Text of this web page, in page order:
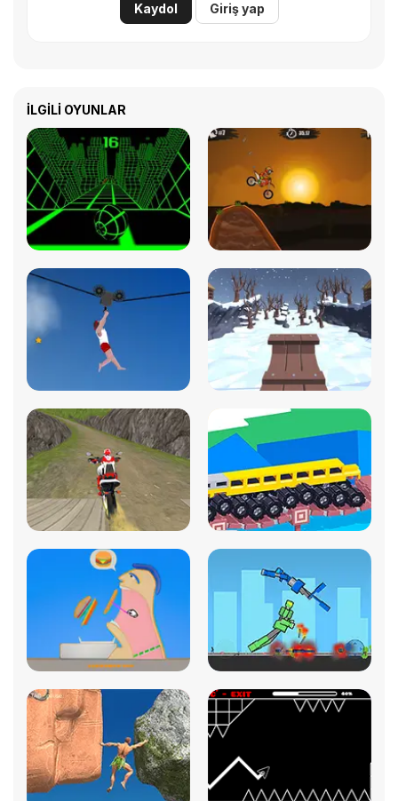
Kaydol Giriş yap
İLGILI OYUNLAR